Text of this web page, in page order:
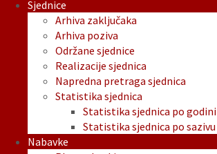
Sjednice
Arhiva zaključaka
Arhiva poziva
Održane sjednice
Realizacije sjednica
Napredna pretraga sjednica
Statistika sjednica
Statistika sjednica po godini
Statistika sjednica po sazivu
Nabavke